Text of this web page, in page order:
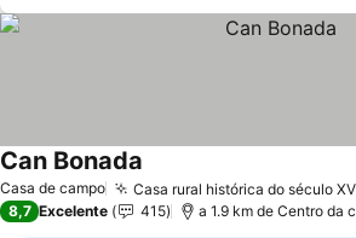
Casa de campo Casa rural histórica do século XV
Can Bonada
8,7 Excelente 415 a 1.9 km de Centro da